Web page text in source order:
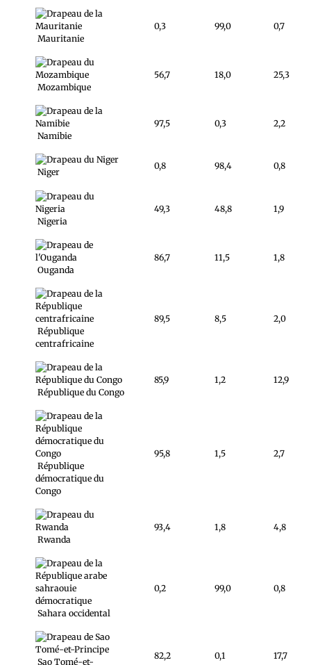
Mauritanie
0,3 99,0 0,7
Mozambique
56,7 18,0 25,3
Namibie
97,5 0,3 2,2
Niger
0,8 98,4 0,8
Nigeria
49,3 48,8 1,9
Ouganda
86,7 11,5 1,8
République
centrafricaine
89,5 8,5 2,0
République du Congo
85,9 1,2 12,9
République
démocratique du
Congo
95,8 1,5 2,7
Rwanda
93,4 1,8 4,8
Sahara occidental
0,2 99,0 0,8
Sao Tomé-et-
82,2 0,1 17,7